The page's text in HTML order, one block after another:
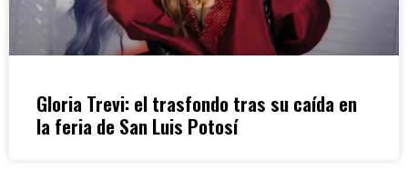
Gloria Trevi: el trasfondo tras su caída en
la feria de San Luis Potosí